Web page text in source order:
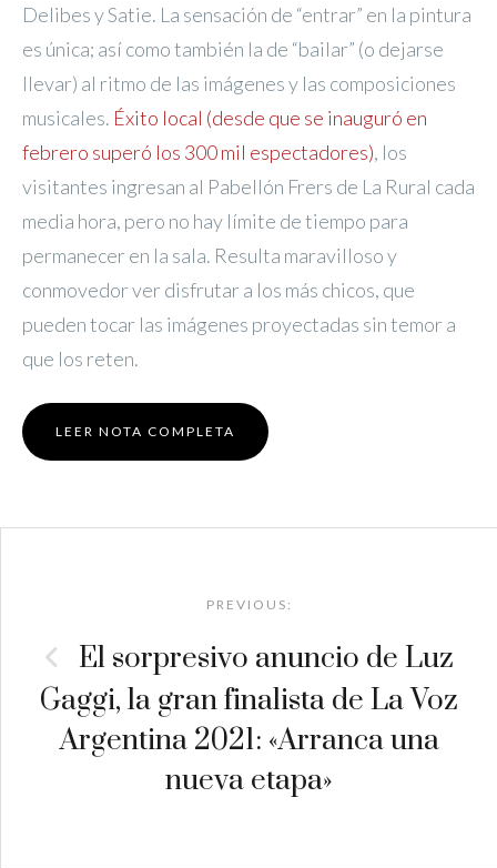
Delibes y Satie. La sensación de “entrar” en la pintura
es única; así como también la de “bailar” (o dejarse
llevar) al ritmo de las imágenes y las composiciones
musicales. Éxito local (desde que se inauguró en
febrero superó los 300 mil espectadores), los
visitantes ingresan al Pabellón Frers de La Rural cada
media hora, pero no hay límite de tiempo para
permanecer en la sala. Resulta maravilloso y
conmovedor ver disfrutar a los más chicos, que
pueden tocar las imágenes proyectadas sin temor a
que los reten.
LEER NOTA COMPLETA
navigationPREVIOUS:
El sorpresivo anuncio de Luz
Gaggi, la gran finalista de La Voz
Argentina 2021: «Arranca una
nueva etapa»